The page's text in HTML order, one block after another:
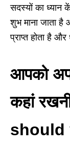
सदस्यों का ध्यान
शुभ माना जाता
प्राप्त होता है और
आपको
कहां
should